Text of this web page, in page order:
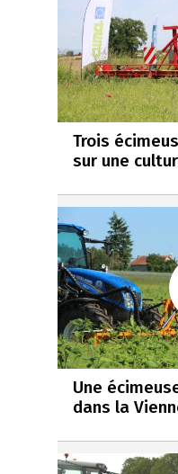
Trois
sur une
Une
dans la